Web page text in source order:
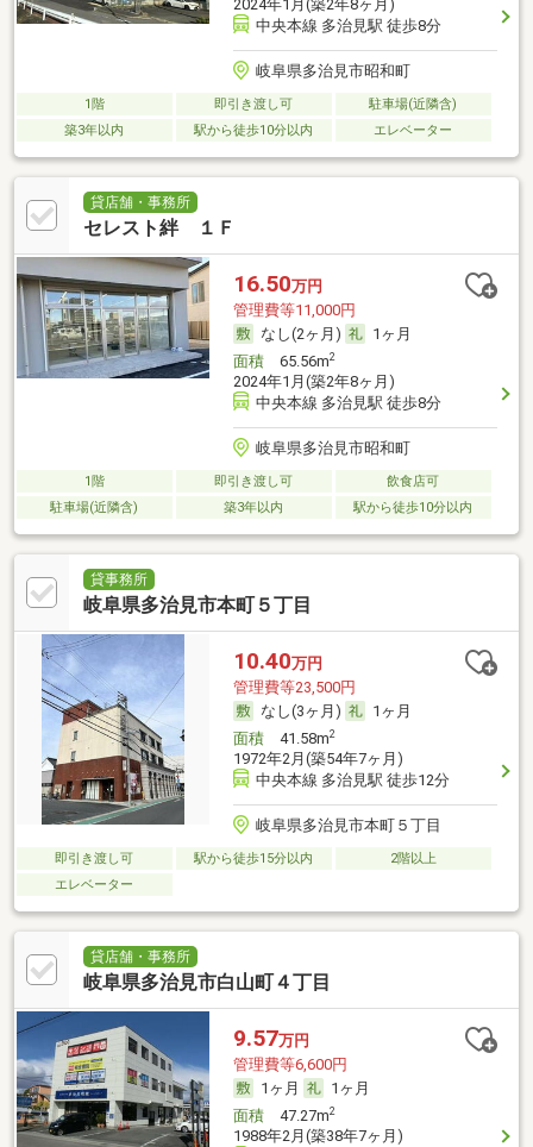
2024年1月(築2年8ヶ月)
中央本線 多治見駅 徒歩8分
岐阜県多治見市昭和町
1階 即引き渡し可
駐車場(近隣含)
築3年以内
駅から徒歩10分以内 エレベーター
貸店舗・事務所
セレスト絆 １Ｆ
16.50万円
管理費等11,000円
なし(2ヶ月)
1ヶ月
面積65.56m2
2024年1月(築2年8ヶ月)
中央本線 多治見駅 徒歩8分
岐阜県多治見市昭和町
1階 即引き渡し可
飲食店可
駐車場(近隣含)
築3年以内 駅から徒歩10分以内
貸事務所
岐阜県多治見市本町５丁目
10.40万円
管理費等23,500円
なし(3ヶ月)
1ヶ月
面積41.58m2
1972年2月(築54年7ヶ月)
中央本線 多治見駅 徒歩12分
岐阜県多治見市本町５丁目
即引き渡し可 駅から徒歩15分以内
2階以上
エレベーター
貸店舗・事務所
岐阜県多治見市白山町４丁目
9.57万円
管理費等6,600円
1ヶ月
1ヶ月
面積47.27m2
1988年2月(築38年7ヶ月)